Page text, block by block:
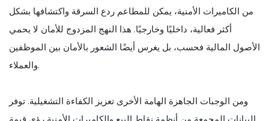
من الكاميرات الأمنية، يمكن للمطاعم ردع السرقة واكتشافها بشكل
أكثر فعالية، داخليًا وخارجيًا. هذا النهج المزدوج للأمان لا يحمي
الأصول المالية فحسب، بل يغرس أيضًا الشعور بالأمان بين الموظفين
والعملاء.
ومن الوجبات الجاهزة الهامة الأخرى تعزيز الكفاءة التشغيلية. توفر